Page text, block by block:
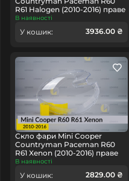
R61 Halogen (2010-2016) праве
В наявності
У кошик: 3936.00 ₴
Скло фари Mini Cooper
Countryman Paceman R60
R61 Xenon (2010-2016) праве
В наявності
У кошик: 2829.00 ₴